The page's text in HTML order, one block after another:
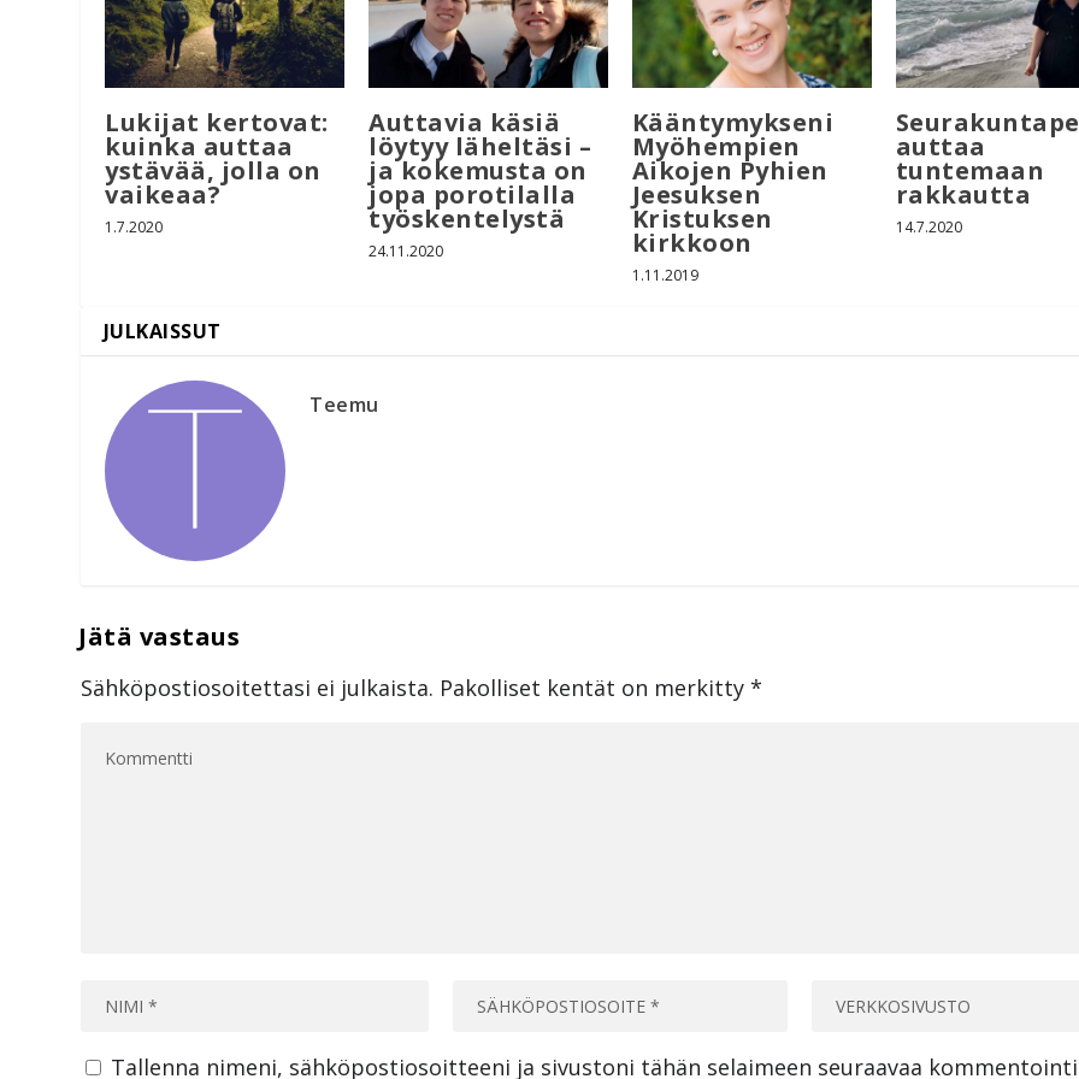
Lukijat kertovat:
kuinka auttaa
ystävää, jolla on
vaikeaa?
1.7.2020
Auttavia käsiä
löytyy läheltäsi –
ja kokemusta on
jopa porotilalla
työskentelystä
24.11.2020
Kääntymykseni
Myöhempien
Aikojen Pyhien
Jeesuksen
Kristuksen
kirkkoon
1.11.2019
auttaa
tuntemaan
rakkautta
14.7.2020
Teemu
Sähköpostiosoitettasi ei julkaista. Pakolliset kentät on merkitty*
Tallenna nimeni, sähköpostiosoitteeni ja sivustoni tähän selaimeen seuraavaa